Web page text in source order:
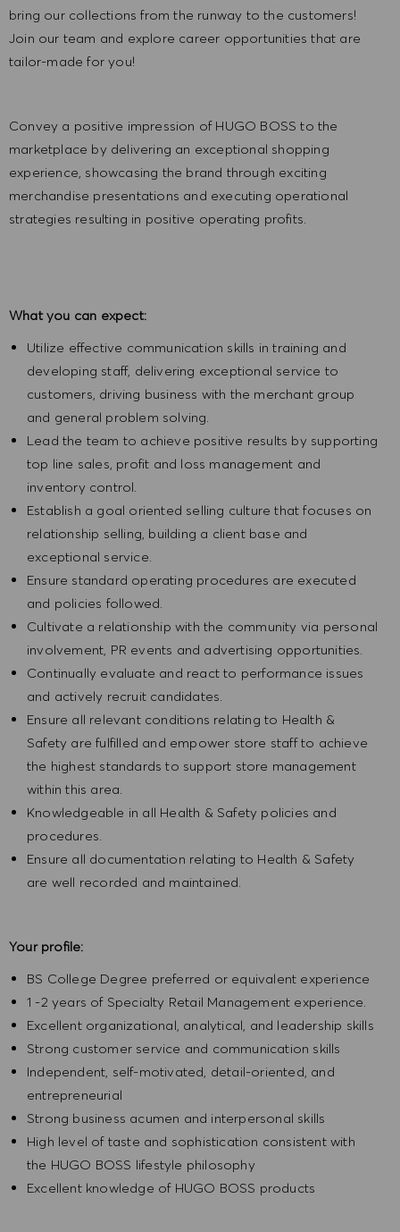
bring our collections from the runway to the customers!
Join our team and explore career opportunities that are
tailor-made for you!
Convey a positive impression of HUGO BOSS to the
marketplace by delivering an exceptional shopping
experience, showcasing the brand through exciting
merchandise presentations and executing operational
strategies resulting in positive operating profits.
What you can expect:
Utilize effective communication skills in training and
developing staff, delivering exceptional service to
customers, driving business with the merchant group
and general problem solving.
Lead the team to achieve positive results by supporting
top line sales, profit and loss management and
inventory control.
Establish a goal oriented selling culture that focuses on
relationship selling, building a client base and
exceptional service.
Ensure standard operating procedures are executed
and policies followed.
Cultivate a relationship with the community via personal
involvement, PR events and advertising opportunities.
Continually evaluate and react to performance issues
and actively recruit candidates.
Ensure all relevant conditions relating to Health &
Safety are fulfilled and empower store staff to achieve
the highest standards to support store management
within this area.
Knowledgeable in all Health & Safety policies and
procedures.
Ensure all documentation relating to Health & Safety
are well recorded and maintained.
Your profile:
BS College Degree preferred or equivalent experience
1 -2 years of Specialty Retail Management experience.
Excellent organizational, analytical, and leadership skills
Strong customer service and communication skills
Independent, self-motivated, detail-oriented, and
entrepreneurial
Strong business acumen and interpersonal skills
High level of taste and sophistication consistent with
the HUGO BOSS lifestyle philosophy
Excellent knowledge of HUGO BOSS products